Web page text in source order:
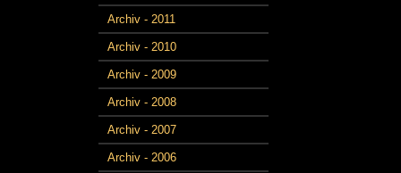
Archiv - 2011
Archiv - 2010
Archiv - 2009
Archiv - 2008
Archiv - 2007
Archiv - 2006